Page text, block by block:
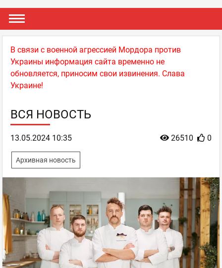
В связи с военной агрессией Мордора против
Украины информация сайта временно не
обновляется, приносим свои извинения. Слава
Украине!
ВСЯ НОВОСТЬ
26510 0
13.05.2024 10:35
Архивная новость